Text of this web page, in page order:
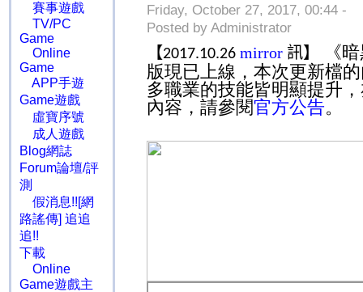
賽事遊戲
TV/PC
Game
Online
Game
APP手遊
Game遊戲
虛寶序號
成人遊戲
Blog網誌
Forum論壇/評
測
假消息!![網
路謠傳] 追追
追!!
下載
Online
Game遊戲主
Friday, October 27, 2017, 00:44 -
Posted by Administrator
【2017.10.26 mirror 訊】
《
版現已上線，本次更新檔
多職業的技能皆明顯提升
內容，請參閱官方公告。